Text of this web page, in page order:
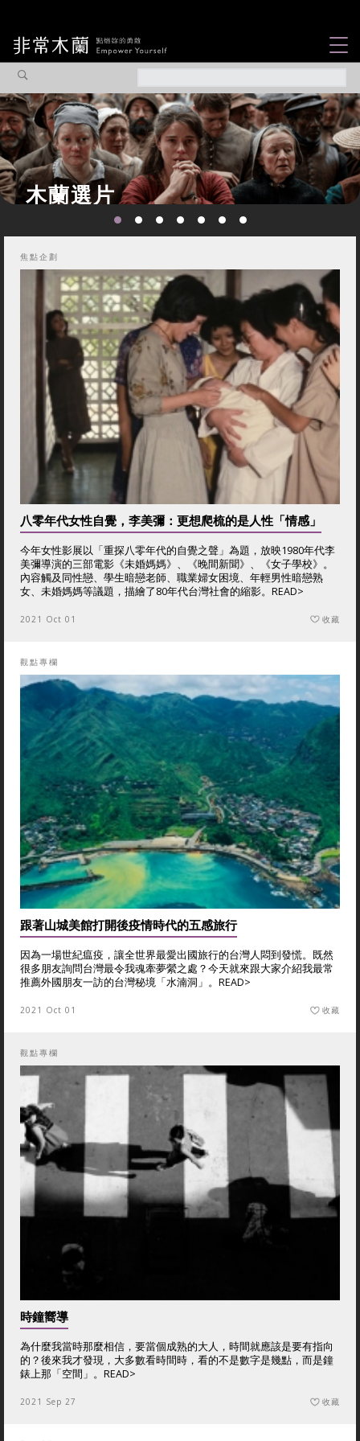
觀點專欄
焦點企劃
社會企業
認識我們
焦點企劃
八零年代女性自覺，李美彌：更想爬梳的是人性「情感」
今年女性影展以「重探八零年代的自覺之聲」為題，放映1980年代李
美彌導演的三部電影《未婚媽媽》、《晚間新聞》、《女子學校》。
內容觸及同性戀、學生暗戀老師、職業婦女困境、年輕男性暗戀熟
女、未婚媽媽等議題，描繪了80年代台灣社會的縮影。 READ>
2021 Oct 01 收藏
觀點專欄
跟著山城美館打開後疫情時代的五感旅行
因為一場世紀瘟疫，讓全世界最愛出國旅行的台灣人悶到發慌。既然
很多朋友詢問台灣最令我魂牽夢縈之處？今天就來跟大家介紹我最常
推薦外國朋友一訪的台灣秘境「水湳洞」。 READ>
2021 Oct 01 收藏
觀點專欄
時鐘嚮導
為什麼我當時那麼相信，要當個成熟的大人，時間就應該是要有指向
的？後來我才發現，大多數看時間時，看的不是數字是幾點，而是鐘
錶上那「空間」。 READ>
2021 Sep 27 收藏